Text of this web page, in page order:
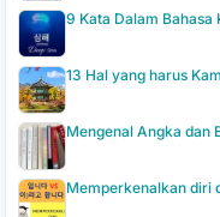
9 Kata Dalam Bahasa
13 Hal yang harus
Mengenal Angka dan
Memperkenalkan diri